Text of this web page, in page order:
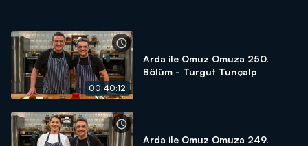
00:40:12
Arda ile Omuz Omuza 250.
Bölüm - Turgut Tunçalp
Arda ile Omuz Omuza 249.